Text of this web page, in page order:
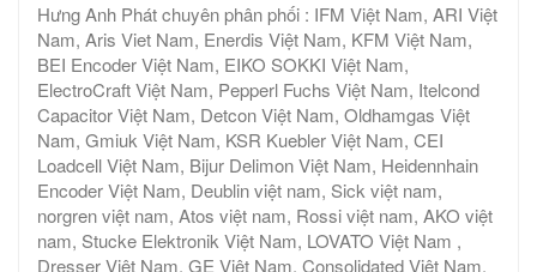
Hưng Anh Phát chuyên phân phối : IFM Việt Nam, ARI Việt
Nam, Aris Viet Nam, Enerdis Việt Nam, KFM Việt Nam,
BEI Encoder Việt Nam, EIKO SOKKI Việt Nam,
ElectroCraft Việt Nam, Pepperl Fuchs Việt Nam, Itelcond
Capacitor Việt Nam, Detcon Việt Nam, Oldhamgas Việt
Nam, Gmiuk Việt Nam, KSR Kuebler Việt Nam, CEI
Loadcell Việt Nam, Bijur Delimon Việt Nam, Heidennhain
Encoder Việt Nam, Deublin việt nam, Sick việt nam,
norgren việt nam, Atos việt nam, Rossi việt nam, AKO việt
nam, Stucke Elektronik Việt Nam, LOVATO Việt Nam ,
Dresser Việt Nam, GE Việt Nam, Consolidated Việt Nam,